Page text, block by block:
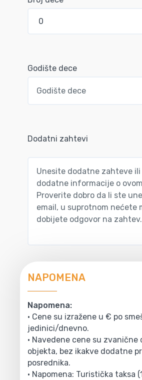
Godište dece
Dodatni zahtevi
NAPOMENA
Napomena:
• Cene su izražene u € po
jedinici/dnevno.
• Navedene cene su zvanične
objekta, bez ikakve dodatne
posrednika.
• Napomena: Turistička taksa